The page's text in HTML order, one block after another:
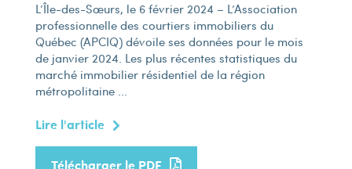
L’Île-des-Sœurs, le 6 février 2024 – L’Association
professionnelle des courtiers immobiliers du
Québec (APCIQ) dévoile ses données pour le mois
de janvier 2024. Les plus récentes statistiques du
marché immobilier résidentiel de la région
métropolitaine ...
Lire l'article
Télécharger le PDF